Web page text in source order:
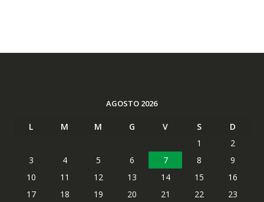
AGOSTO 2026
L M M G V S
D
1
2
3
4 5 6 7 8
9
10
11 12 13 14 15
16
17
18 19 20 21 22
23